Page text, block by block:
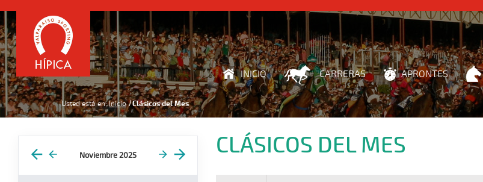
INICIO CARRERAS APRONTES
Usted está en: Inicio Clásicos del Mes
Noviembre 2025 CLÁSICOS DEL MES